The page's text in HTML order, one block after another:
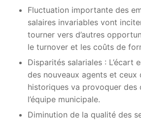
Fluctuation importante des
salaires invariables vont
tourner vers d’autres
le turnover et les coûts de
Disparités salariales : L’écart
des nouveaux agents et ceux
historiques va provoquer des
l’équipe municipale.
Diminution de la qualité des